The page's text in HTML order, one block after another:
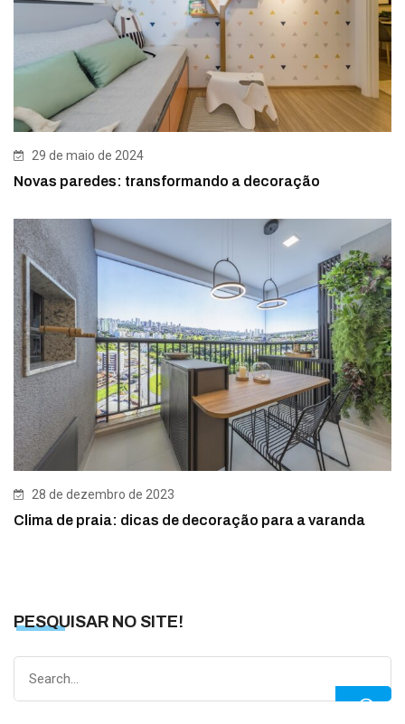
29 de maio de 2024
Novas paredes: transformando a decoração
28 de dezembro de 2023
Clima de praia: dicas de decoração para a varanda
PESQUISAR NO SITE!